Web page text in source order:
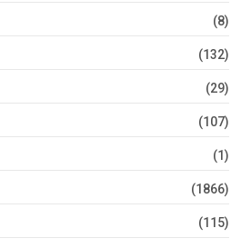
(8)
(132)
(29)
(107)
(1)
(1866)
(115)